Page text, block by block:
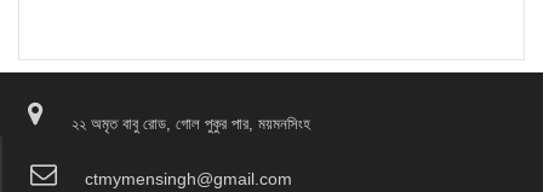
২২ অমৃত বাবু রোড, গোল পুকুর পার, ময়মনসিংহ
ctmymensingh@gmail.com